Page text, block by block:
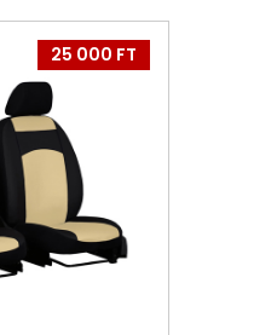
25 000 FT